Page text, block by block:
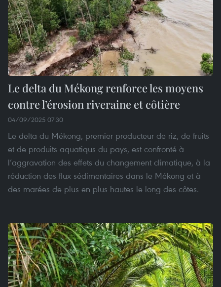
Le delta du Mékong renforce les moyens
contre l’érosion riveraine et côtière
04/09/2025 07:30
Le delta du Mékong, premier producteur de riz, de fruits
et de produits aquatiqus du pays, est confronté à
l’aggravation des effets du changement climatique, à la
réduction des flux sédimentaires dans le Mékong et à
des marées de plus en plus hautes le long des côtes.